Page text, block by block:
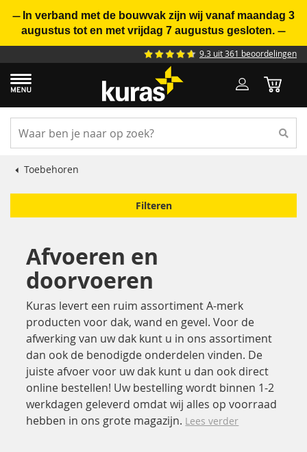
— In verband met de bouwvak zijn wij vanaf maandag 3
augustus tot en met vrijdag 7 augustus gesloten. —
9.3 uit 361 beoordelingen
Toebehoren
Afvoeren en
doorvoeren
Kuras levert een ruim assortiment A-merk
producten voor dak, wand en gevel. Voor de
afwerking van uw dak kunt u in ons assortiment
dan ook de benodigde onderdelen vinden. De
juiste afvoer voor uw dak kunt u dan ook direct
online bestellen! Uw bestelling wordt binnen 1-2
werkdagen geleverd omdat wij alles op voorraad
hebben in ons grote magazijn. Lees verder
Filteren